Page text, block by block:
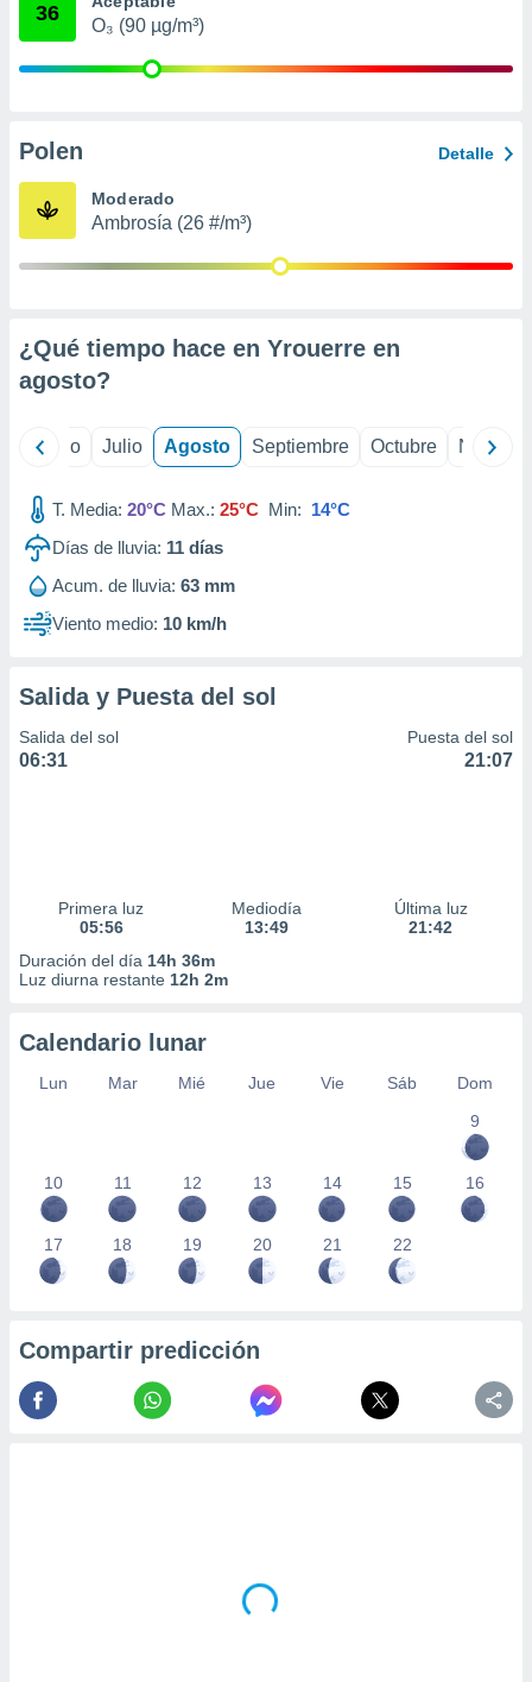
publicidad
de
1199
36
O₃ (90 µg/m³)
Polen Detalle
Moderado
Ambrosía (26 #/m³)
¿Qué tiempo hace en Yrouerre en
agosto?
Junio Julio Agosto Septiembre Octubre
T. Media: 20°C Max.: 25°C Min: 14°C
Días de lluvia: 11 días
Acum. de lluvia: 63 mm
Viento medio: 10 km/h
Salida y Puesta del sol
Salida del sol
06:31
Puesta del sol
21:07
Primera luz
05:56
Mediodía
13:49
Última luz
21:42
Duración del día 14h 36m
Luz diurna restante 12h 2m
Calendario lunar
Lun Mar Mié Jue Vie Sáb
Dom
9
10 11 12 13 14 15 16
17 18 19 20 21 22
Compartir predicción